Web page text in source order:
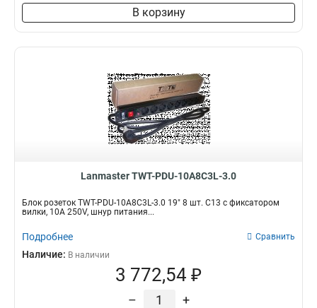
В корзину
Lanmaster TWT-PDU-10A8C3L-3.0
Блок розеток TWT-PDU-10A8C3L-3.0 19" 8 шт. C13 с фиксатором
вилки, 10A 250V, шнур питания...
Подробнее Сравнить
Наличие: В наличии
3 772,54 ₽
– +